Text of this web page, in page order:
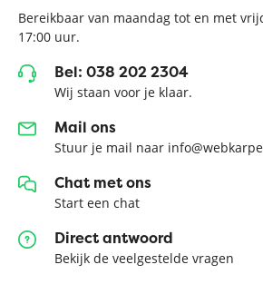
Bereikbaar van maandag tot en met
17:00 uur.
Bel: 038 202 2304
Wij staan voor je klaar.
Mail ons
Stuur je mail naar
Chat met ons
Start een chat
Direct antwoord
Bekijk de veelgestelde vragen